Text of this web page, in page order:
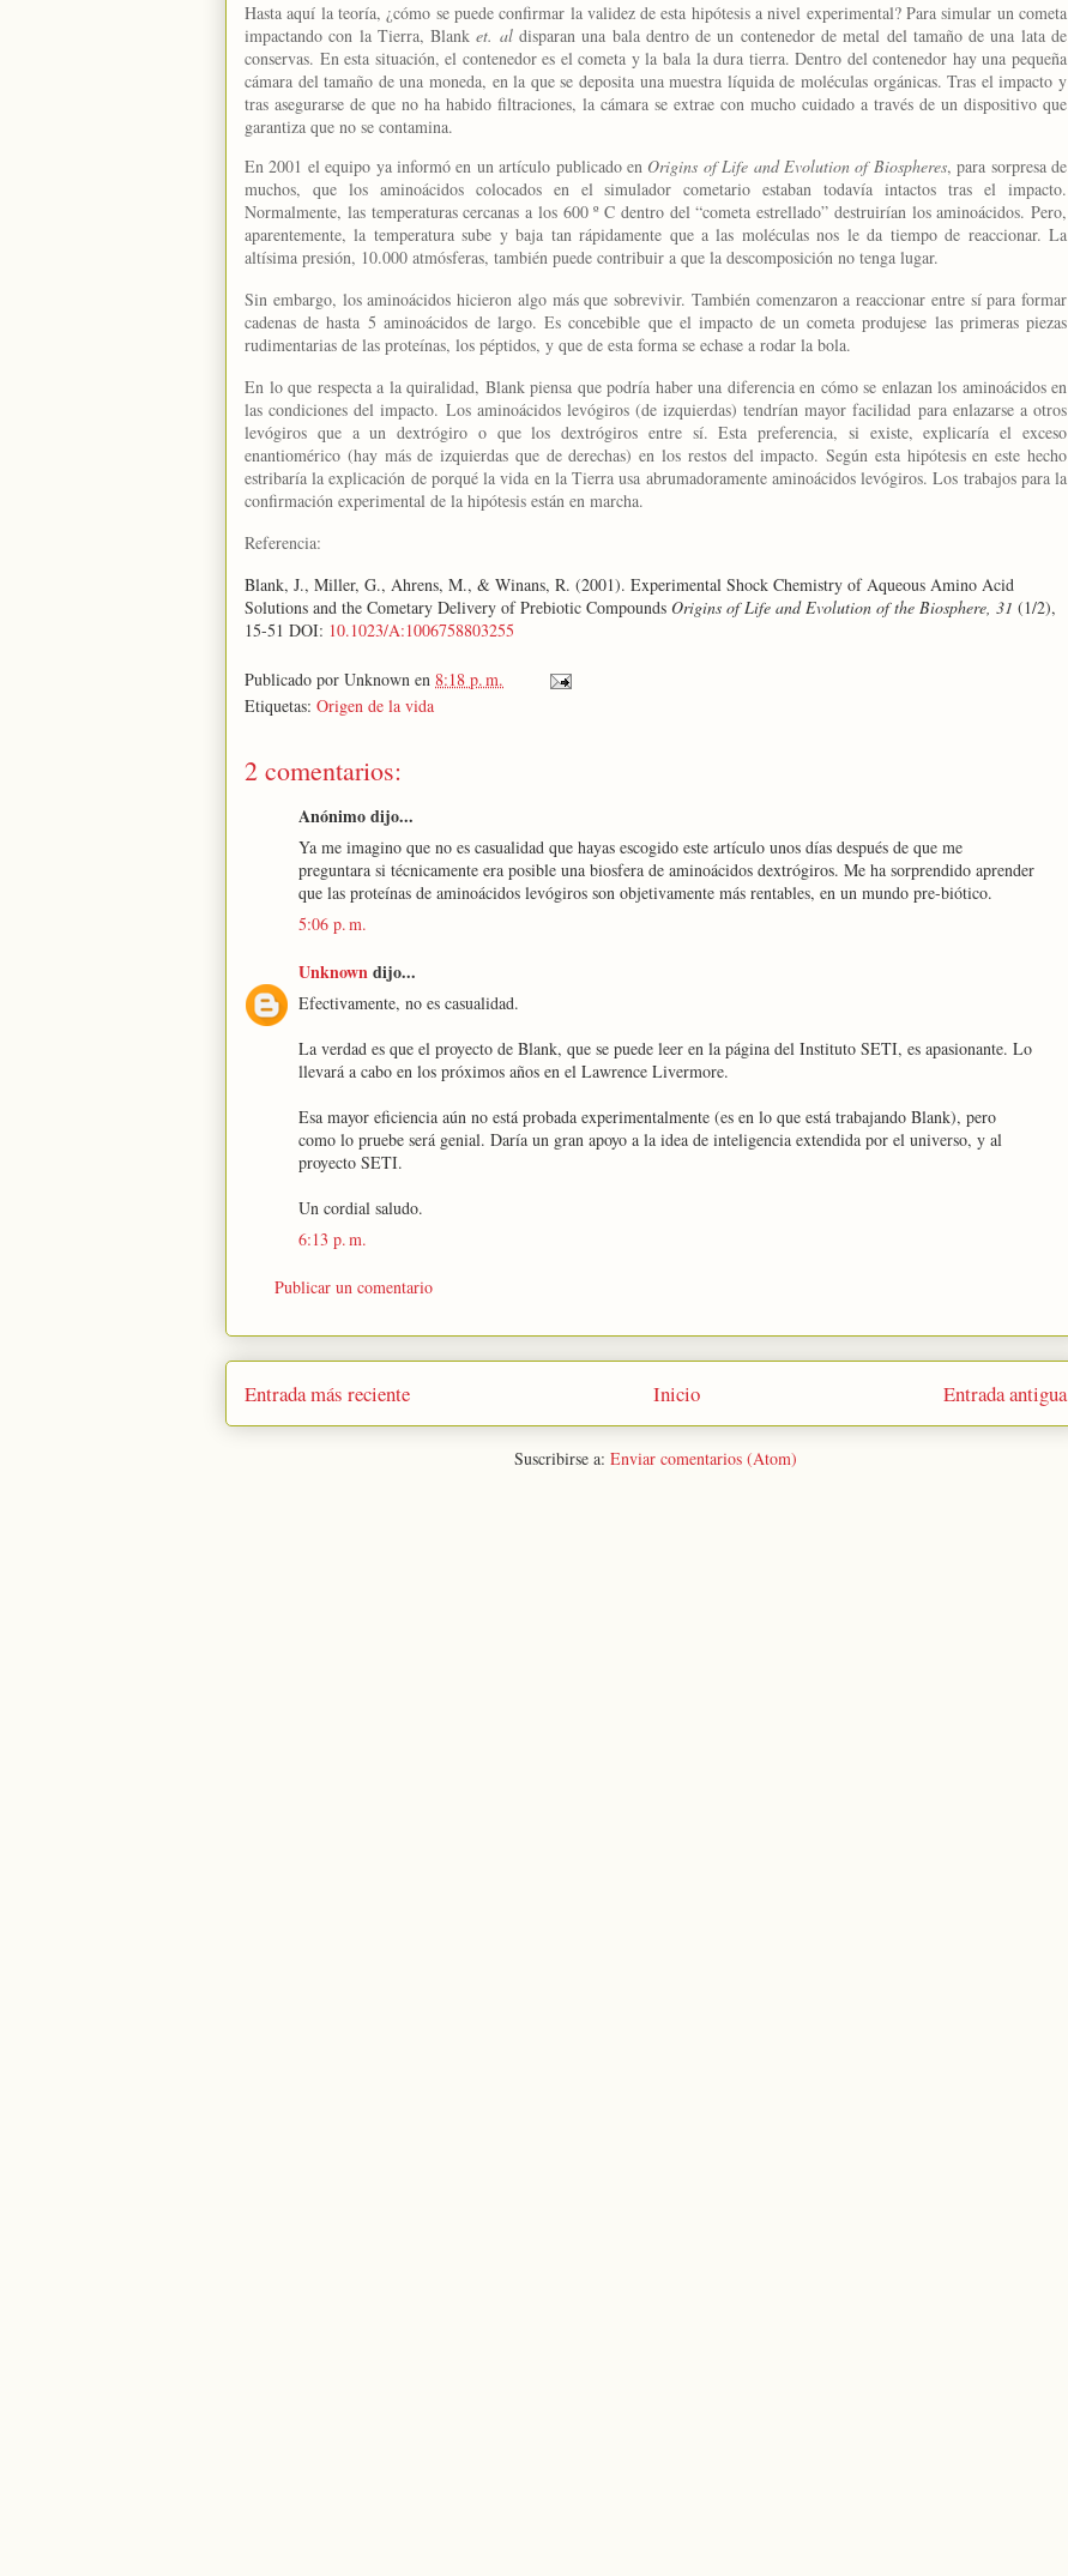
Hasta aquí la teoría, ¿cómo se puede confirmar la validez de esta hipótesis a nivel experimental? Para simular un cometa
impactando con la Tierra, Blanket. al disparan una bala dentro de un contenedor de metal del tamaño de una lata de
conservas. En esta situación, el contenedor es el cometa y la bala la dura tierra. Dentro del contenedor hay una pequeña
cámara del tamaño de una moneda, en la que se deposita una muestra líquida de moléculas orgánicas. Tras el impacto y
tras asegurarse de que no ha habido filtraciones, la cámara se extrae con mucho cuidado a través de un dispositivo que
garantiza que no se contamina.
En 2001 el equipo ya informó en un artículo publicado en Origins of Life and Evolution of Biospheres, para sorpresa de
muchos, que los aminoácidos colocados en el simulador cometario estaban todavía intactos tras el impacto.
Normalmente, las temperaturas cercanas a los 600 º C dentro del “cometa estrellado” destruirían los aminoácidos. Pero,
aparentemente, la temperatura sube y baja tan rápidamente que a las moléculas nos le da tiempo de reaccionar. La
altísima presión, 10.000 atmósferas, también puede contribuir a que la descomposición no tenga lugar.
Sin embargo, los aminoácidos hicieron algo más que sobrevivir. También comenzaron a reaccionar entre sí para formar
cadenas de hasta 5 aminoácidos de largo. Es concebible que el impacto de un cometa produjese las primeras piezas
rudimentarias de las proteínas, los péptidos, y que de esta forma se echase a rodar la bola.
En lo que respecta a la quiralidad, Blank piensa que podría haber una diferencia en cómo se enlazan los aminoácidos en
las condiciones del impacto. Los aminoácidos levógiros (de izquierdas) tendrían mayor facilidad para enlazarse a otros
levógiros que a un dextrógiro o que los dextrógiros entre sí. Esta preferencia, si existe, explicaría el exceso
enantiomérico (hay más de izquierdas que de derechas) en los restos del impacto. Según esta hipótesis en este hecho
estribaría la explicación de porqué la vida en la Tierra usa abrumadoramente aminoácidos levógiros. Los trabajos para la
confirmación experimental de la hipótesis están en marcha.
Referencia:
Blank, J., Miller, G., Ahrens, M., & Winans, R. (2001). Experimental Shock Chemistry of Aqueous Amino Acid
Solutions and the Cometary Delivery of Prebiotic Compounds Origins of Life and Evolution of the Biosphere, 31 (1/2),
15-51 DOI: 10.1023/A:1006758803255
Publicado por Unknown en 8:18 p. m.
Etiquetas: Origen de la vida
2 comentarios:
Anónimo dijo...
Ya me imagino que no es casualidad que hayas escogido este artículo unos días después de que me
preguntara si técnicamente era posible una biosfera de aminoácidos dextrógiros. Me ha sorprendido aprender
que las proteínas de aminoácidos levógiros son objetivamente más rentables, en un mundo pre-biótico.
5:06 p. m.
Unknowndijo...
Efectivamente, no es casualidad.
La verdad es que el proyecto de Blank, que se puede leer en la página del Instituto SETI, es apasionante. Lo
llevará a cabo en los próximos años en el Lawrence Livermore.
Esa mayor eficiencia aún no está probada experimentalmente (es en lo que está trabajando Blank), pero
como lo pruebe será genial. Daría un gran apoyo a la idea de inteligencia extendida por el universo, y al
proyecto SETI.
Un cordial saludo.
6:13 p. m.
Publicar un comentario
Entrada más reciente Entrada antigua
Inicio
Suscribirse a: Enviar comentarios (Atom)